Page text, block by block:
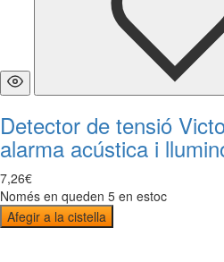
Detector de tensió
alarma acústica i
7,26€
Només en queden 5 en estoc
Afegir a la cistella